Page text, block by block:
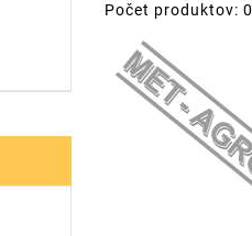
Počet produktov: 0